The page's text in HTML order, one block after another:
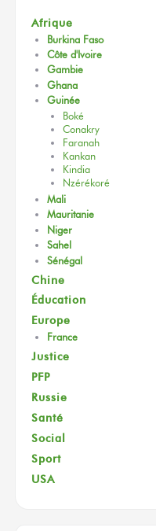
Afrique
Burkina Faso
Côte d'Ivoire
Gambie
Ghana
Guinée
Boké
Conakry
Faranah
Kankan
Kindia
Nzérékoré
Mali
Mauritanie
Niger
Sahel
Sénégal
Chine
Éducation
Europe
France
Justice
PFP
Russie
Santé
Social
Sport
USA